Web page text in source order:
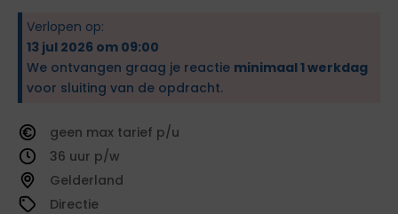
Verlopen op:
13 jul 2026 om 09:00
We ontvangen graag je reactie minimaal 1 werkdag
voor sluiting van de opdracht.
geen
tarief
36
Gelderland
Directie